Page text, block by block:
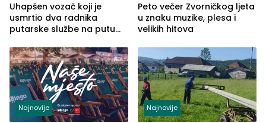
Uhapšen vozač koji je
usmrtio dva radnika
putarske službe na putu
(FOTO)
Peto večer Zvorničkog ljeta
u znaku muzike, plesa i
velikih hitova
Najnovije Najnovije